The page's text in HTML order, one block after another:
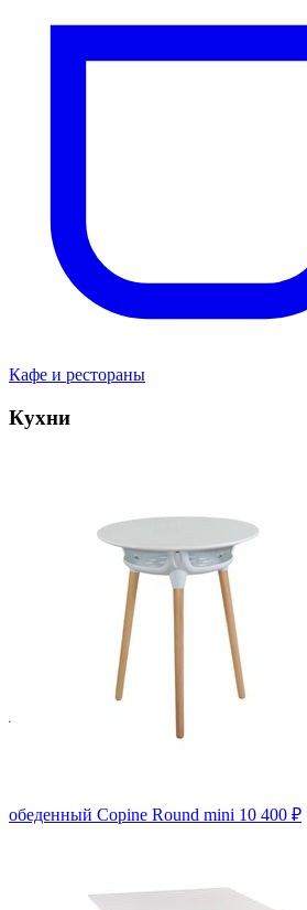
Кафе и рестораны
Кухни
обеденный Copine Round mini 10 400 ₽